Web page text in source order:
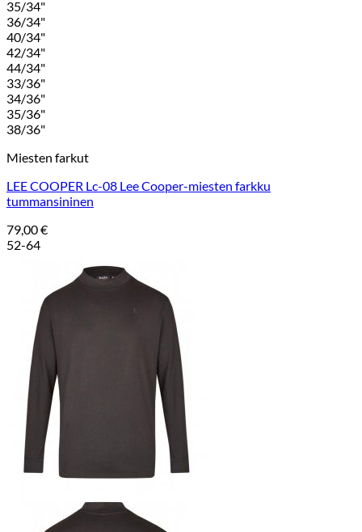
35/34"
36/34"
40/34"
42/34"
44/34"
33/36"
34/36"
35/36"
38/36"
Miesten farkut
LEE COOPER Lc-08 Lee Cooper-miesten farkku
tummansininen
79,00€
52-64